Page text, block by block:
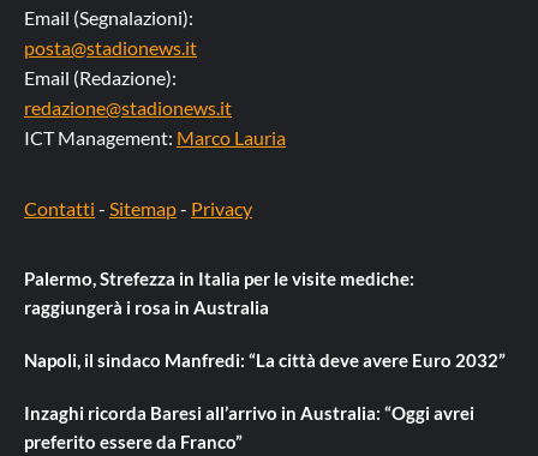
Email (Segnalazioni):
posta@stadionews.it
Email (Redazione):
redazione@stadionews.it
ICT Management: Marco Lauria
Contatti - Sitemap- Privacy
Palermo, Strefezza in Italia per le visite mediche:
raggiungerà i rosa in Australia
Napoli, il sindaco Manfredi: “La città deve avere Euro 2032”
Inzaghi ricorda Baresi all’arrivo in Australia: “Oggi avrei
preferito essere da Franco”